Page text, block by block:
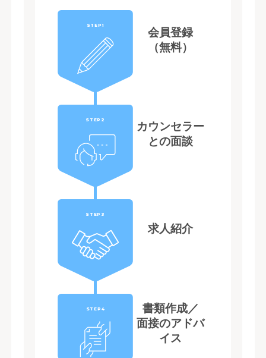
STEP1
会員登録
（無料）
STEP2
カウンセラー
との面談
STEP3
求人紹介
STEP4
書類作成／
面接のアドバ
イス